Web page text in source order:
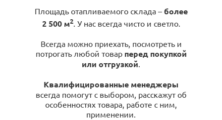
Площадь отапливаемого склада – более
2 500 м2. У нас всегда чисто и светло.
Всегда можно приехать, посмотреть и
потрогать любой товар перед покупкой
или отгрузкой.
Квалифицированные менеджеры
всегда помогут с выбором, расскажут об
особенностях товара, работе с ним,
применении.